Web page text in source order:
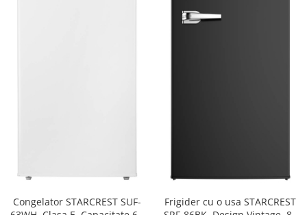
Congelator STARCREST SUF-
Frigider cu o usa STARCREST